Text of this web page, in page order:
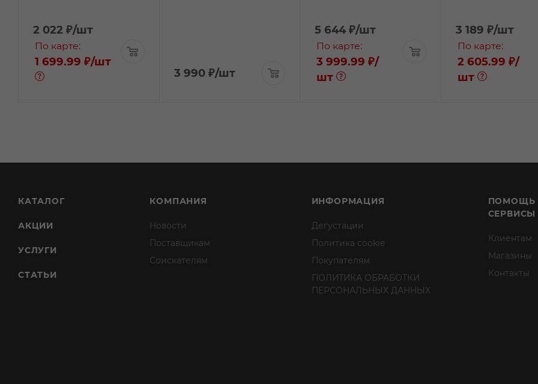
2 022 ₽/шт
По карте:
1 699.99 ₽/шт
3 990₽/шт
5 644 ₽/шт
По карте:
3 999.99 ₽/
шт
3 189 ₽/шт
По карте:
2 605.99 ₽/
шт
КАТАЛОГ
АКЦИИ
УСЛУГИ
СТАТЬИ
КОМПАНИЯ
Новости
Поставщикам
Соискателям
ИНФОРМАЦИЯ
Дегустации
Политика cookie
Покупателям
ПОЛИТИКА ОБРАБОТКИ
ПЕРСОНАЛЬНЫХ ДАННЫХ
ПОМОЩЬ
СЕРВИСЫ
Клиентам
Магазины
Контакты